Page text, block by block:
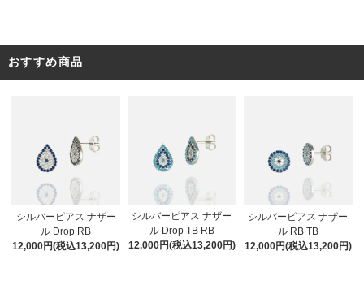
おすすめ商品
シルバーピアス ナザー
ル Drop RB
12,000円(税込13,200円)
シルバーピアス ナザー
ル Drop TB RB
12,000円(税込13,200円)
シルバーピアス ナザー
ル RB TB
12,000円(税込13,200円)